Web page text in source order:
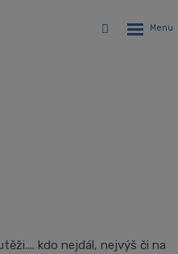
Vyhledávání
kdo nejdál, nejvýš či na